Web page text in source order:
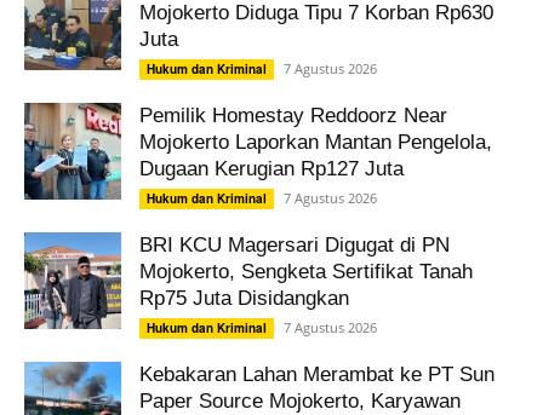
Mojokerto Diduga Tipu 7 Korban Rp630
Juta
Hukum dan Kriminal 7 Agustus 2026
Pemilik Homestay Reddoorz Near
Mojokerto Laporkan Mantan Pengelola,
Dugaan Kerugian Rp127 Juta
Hukum dan Kriminal 7 Agustus 2026
BRI KCU Magersari Digugat di PN
Mojokerto, Sengketa Sertifikat Tanah
Rp75 Juta Disidangkan
Hukum dan Kriminal 7 Agustus 2026
Kebakaran Lahan Merambat ke PT Sun
Paper Source Mojokerto, Karyawan